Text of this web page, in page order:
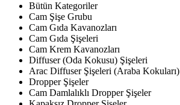
Bütün Kategoriler
Cam Şişe Grubu
Cam Gıda Kavanozları
Cam Gıda Şişeleri
Cam Krem Kavanozları
Diffuser (Oda Kokusu) Şişeleri
Arac Diffuser Şişeleri (Araba Kokuları)
Dropper Şişeler
Cam Damlalıklı Dropper Şişeler